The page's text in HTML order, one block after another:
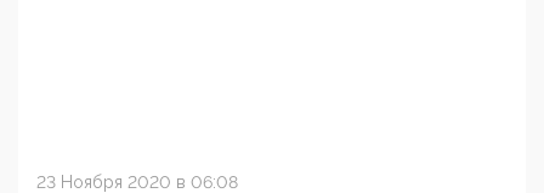
23 Ноября 2020 в 06:08